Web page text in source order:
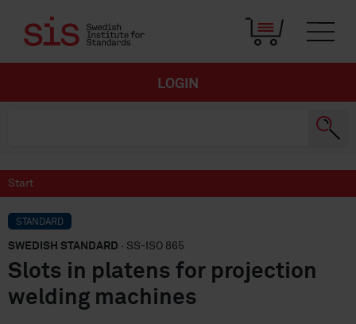
LOGIN
Start
STANDARD
SWEDISH STANDARD · SS-ISO 865
Slots in platens for projection
welding machines